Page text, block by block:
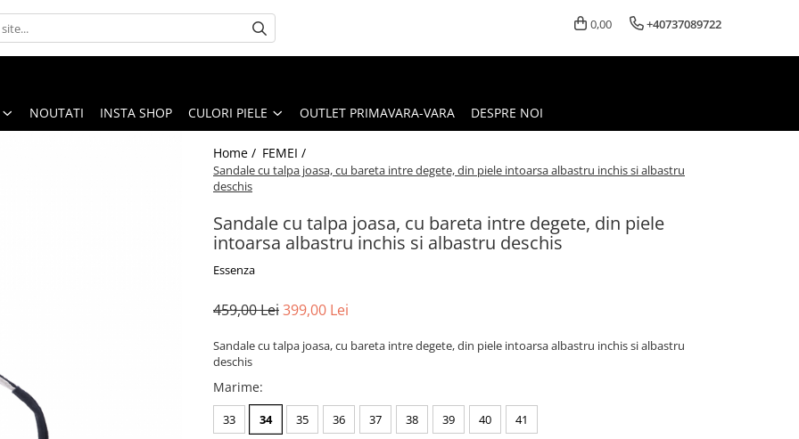
0,00 +40737089722
NOUTATI INSTA SHOP CULORI PIELE OUTLET PRIMAVARA-VARA DESPRE NOI
Home / FEMEI /
Sandale cu talpa joasa, cu bareta intre degete, din piele intoarsa albastru inchis si albastru
deschis
Sandale cu talpa joasa, cu bareta intre degete, din piele
intoarsa albastru inchis si albastru deschis
Essenza
459,00 Lei399,00 Lei
Sandale cu talpa joasa, cu bareta intre degete, din piele intoarsa albastru inchis si albastru
deschis
Marime:
33 34 35 36 37 38 39 40 41